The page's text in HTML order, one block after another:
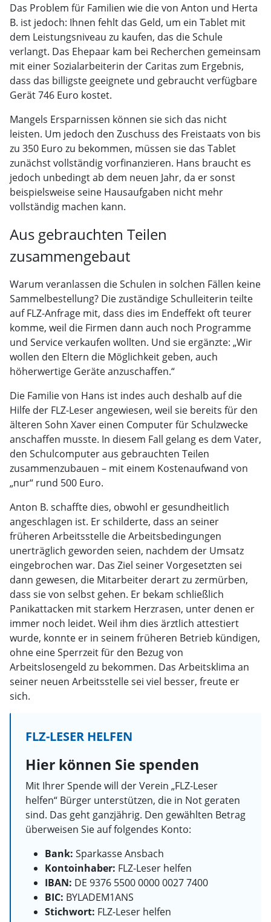
Das Problem für Familien wie die von Anton und Herta
B. ist jedoch: Ihnen fehlt das Geld, um ein Tablet mit
dem Leistungsniveau zu kaufen, das die Schule
verlangt. Das Ehepaar kam bei Recherchen gemeinsam
mit einer Sozialarbeiterin der Caritas zum Ergebnis,
dass das billigste geeignete und gebraucht verfügbare
Gerät 746 Euro kostet.
Mangels Ersparnissen können sie sich das nicht
leisten. Um jedoch den Zuschuss des Freistaats von bis
zu 350 Euro zu bekommen, müssen sie das Tablet
zunächst vollständig vorfinanzieren. Hans braucht es
jedoch unbedingt ab dem neuen Jahr, da er sonst
beispielsweise seine Hausaufgaben nicht mehr
vollständig machen kann.
Aus gebrauchten Teilen
zusammengebaut
Warum veranlassen die Schulen in solchen Fällen keine
Sammelbestellung? Die zuständige Schulleiterin teilte
auf FLZ-Anfrage mit, dass dies im Endeffekt oft teurer
komme, weil die Firmen dann auch noch Programme
und Service verkaufen wollten. Und sie ergänzte: „Wir
wollen den Eltern die Möglichkeit geben, auch
höherwertige Geräte anzuschaffen.“
Die Familie von Hans ist indes auch deshalb auf die
Hilfe der FLZ-Leser angewiesen, weil sie bereits für den
älteren Sohn Xaver einen Computer für Schulzwecke
anschaffen musste. In diesem Fall gelang es dem Vater,
den Schulcomputer aus gebrauchten Teilen
zusammenzubauen – mit einem Kostenaufwand von
„nur“ rund 500 Euro.
Anton B. schaffte dies, obwohl er gesundheitlich
angeschlagen ist. Er schilderte, dass an seiner
früheren Arbeitsstelle die Arbeitsbedingungen
unerträglich geworden seien, nachdem der Umsatz
eingebrochen war. Das Ziel seiner Vorgesetzten sei
dann gewesen, die Mitarbeiter derart zu zermürben,
dass sie von selbst gehen. Er bekam schließlich
Panikattacken mit starkem Herzrasen, unter denen er
immer noch leidet. Weil ihm dies ärztlich attestiert
wurde, konnte er in seinem früheren Betrieb kündigen,
ohne eine Sperrzeit für den Bezug von
Arbeitslosengeld zu bekommen. Das Arbeitsklima an
seiner neuen Arbeitsstelle sei viel besser, freute er
sich.
FLZ-LESER HELFEN
Hier können Sie spenden
Mit Ihrer Spende will der Verein „FLZ-Leser
helfen“ Bürger unterstützen, die in Not geraten
sind. Das geht ganzjährig. Den gewählten Betrag
überweisen Sie auf folgendes Konto:
Bank: Sparkasse Ansbach
Kontoinhaber: FLZ-Leser helfen
IBAN: DE 9376 5500 0000 0027 7400
BIC: BYLADEM1ANS
Stichwort: FLZ-Leser helfen